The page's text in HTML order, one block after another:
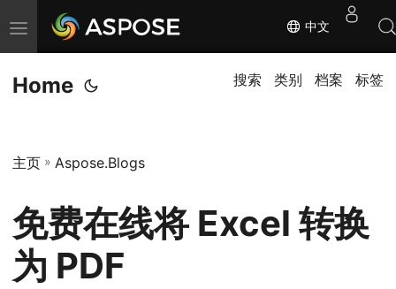
切
换
导
中文
Home 搜索 类别 档案 标签
主页 » Aspose.Blogs
免费在线将 Excel 转换
为 PDF